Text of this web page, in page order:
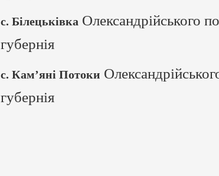
с. Білецьківка Олександрійського
губернія
с. Кам’яні Потоки
губернія